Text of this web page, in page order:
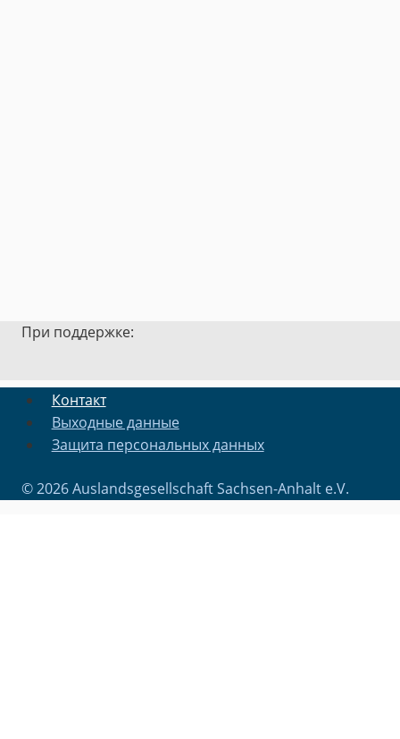
При поддержке:
Контакт
Выходные данные
Защита персональных данных
© 2026 Auslandsgesellschaft Sachsen-Anhalt e.V.